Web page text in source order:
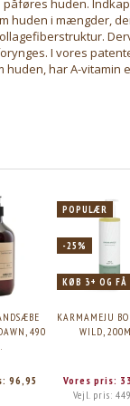
huden.
huden i mængder,
I vores
har A-vitamin
490
96,95
POPULÆR
-25%
KØB 3+ OG FÅ
KARMAMEJU
WILD,
Vores pris:
Vejl. pris: